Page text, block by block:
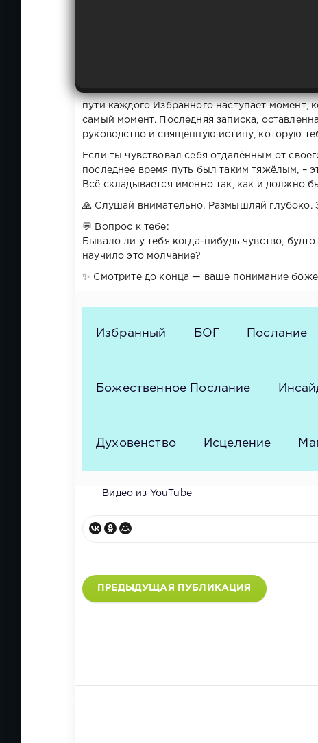
пути каждого Избранного наступает момент,
самый момент. Последняя записка,
руководство и священную истину, которую
Если ты чувствовал себя отдалённым от
последнее время путь был таким тяжёлым, –
Всё складывается именно так, как и должно
🙏 Слушай внимательно. Размышляй глубоко.
💬 Вопрос к тебе:
Бывало ли у тебя когда-нибудь чувство,
научило это молчание?
✨ Смотрите до конца — ваше понимание
Избранный БОГ Послание
Божественное Послание
Духовенство Исцеление
Видео из YouTube
ПРЕДЫДУЩАЯ ПУБЛИКАЦИЯ